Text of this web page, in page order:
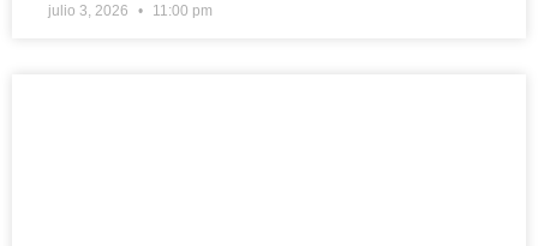
julio 3, 2026 11:00 pm